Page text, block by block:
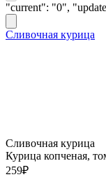
"current": "0",
Сливочная курица
Сливочная курица
Курица копченая,
259₽